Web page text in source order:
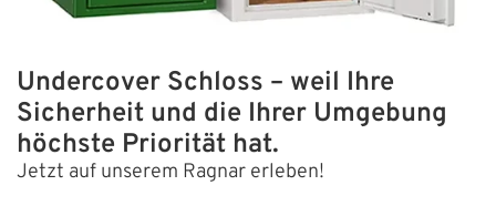
Undercover Schloss – weil Ihre
Sicherheit und die Ihrer Umgebung
höchste Priorität hat.
Jetzt auf unserem Ragnar erleben!